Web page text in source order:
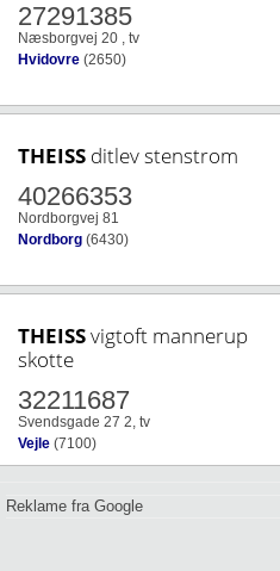
27291385
Næsborgvej 20 , tv
Hvidovre (2650)
THEISS ditlev stenstrom
40266353
Nordborgvej 81
Nordborg (6430)
THEISSvigtoft mannerup
skotte
32211687
Svendsgade 27 2, tv
Vejle (7100)
Reklame fra Google